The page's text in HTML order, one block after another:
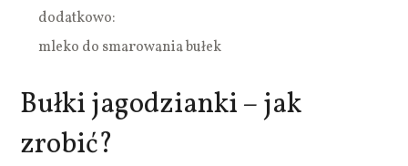
dodatkowo:
mleko do smarowania bułek
Bułki jagodzianki – jak
zrobić?